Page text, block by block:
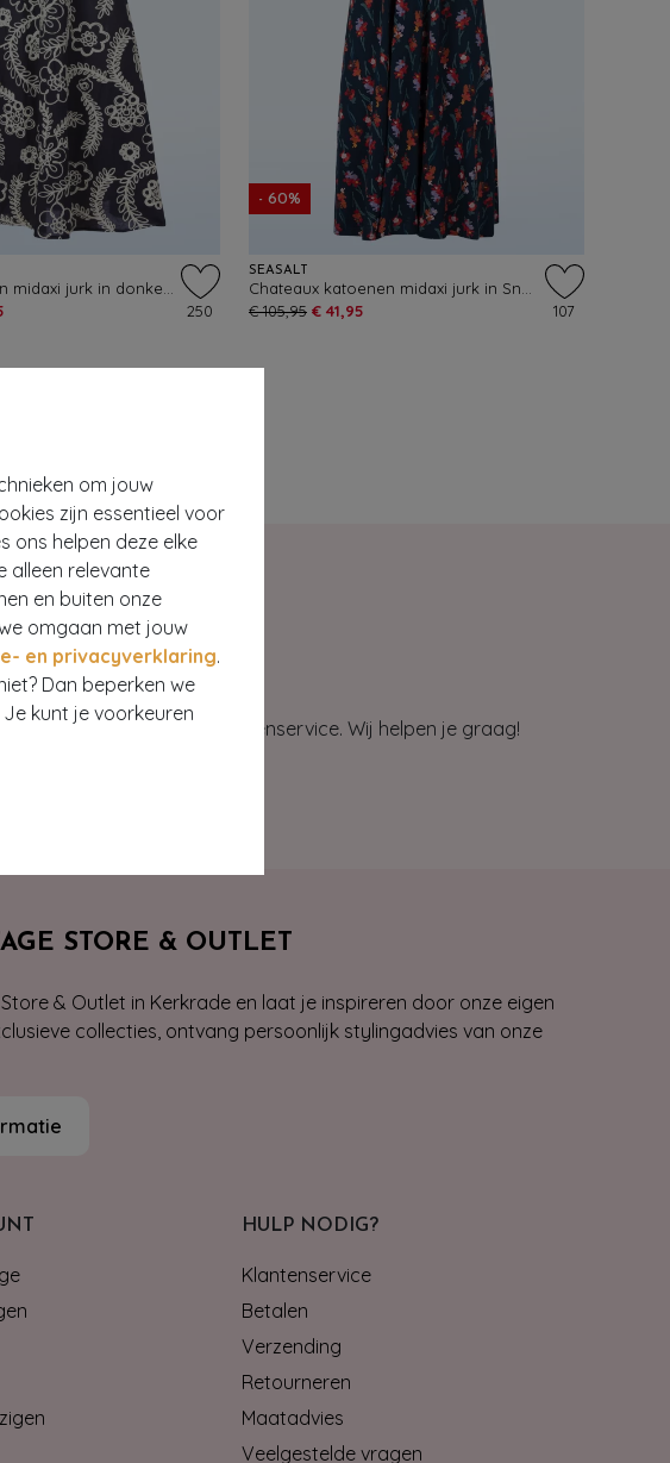
om jouw
zijn essentieel voor
ons helpen deze elke
alleen relevante
en buiten onze
omgaan met jouw
en privacyverklaring.
Dan beperken we
kunt je voorkeuren
250
- 60%
SEASALT
€ 105,95 € 41,95 107
contact op met onze klantenservice. Wij helpen je graag!
STORE & OUTLET
& Outlet in Kerkrade en laat je inspireren door onze eigen
collecties, ontvang persoonlijk stylingadvies van onze
HULP NODIG?
Klantenservice
Betalen
Verzending
Retourneren
Maatadvies
Veelgestelde vragen